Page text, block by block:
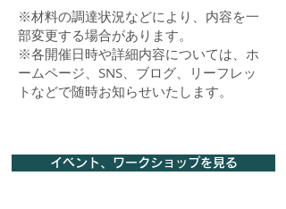
※材料の調達状況などにより、内容を一
部変更する場合があります。
​※各開催日時や詳細内容については、ホ
ームページ、SNS、ブログ、リーフレッ
トなどで随時お知らせいたします。
イベント、ワークショップを見る